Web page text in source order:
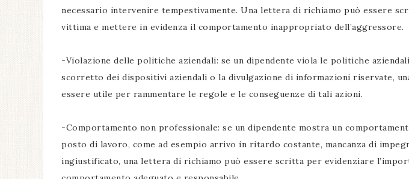
necessario intervenire tempestivamente. Una lettera di richiamo può essere
vittima e mettere in evidenza il comportamento inappropriato dell’aggressore.
-Violazione delle politiche aziendali: se un dipendente viola le politiche
scorretto dei dispositivi aziendali o la divulgazione di informazioni riservate,
essere utile per rammentare le regole e le conseguenze di tali azioni.
-Comportamento non professionale: se un dipendente mostra un
posto di lavoro, come ad esempio arrivo in ritardo costante, mancanza di
ingiustificato, una lettera di richiamo può essere scritta per evidenziare